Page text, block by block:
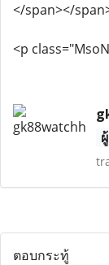
</span></
<p
ตอบกระทู้